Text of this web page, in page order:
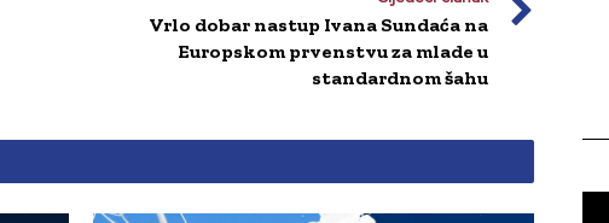
Vrlo dobar nastup Ivana Sundaća na
Europskom prvenstvu za mlade u
standardnom šahu